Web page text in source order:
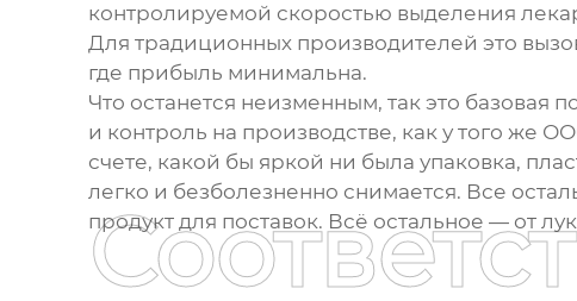
контролируемой скоростью выделения
Для традиционных производителей это
где прибыль минимальна.
Что останется неизменным, так это базовая
и контроль на производстве, как у того же
счете, какой бы яркой ни была упаковка,
легко и безболезненно снимается. Все
продукт для поставок. Всё остальное — от